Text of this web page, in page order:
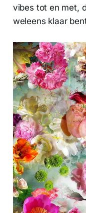
vibes tot en met,
weleens klaar